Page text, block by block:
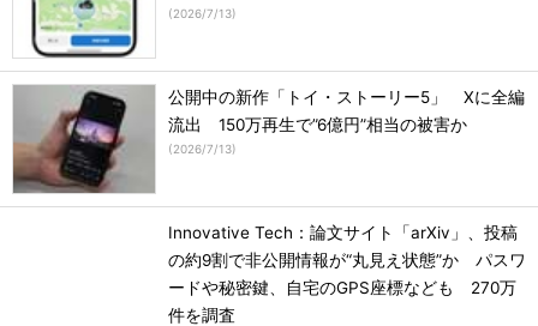
(2026/7/13)
公開中の新作「トイ・ストーリー5」 Xに全編
流出 150万再生で”6億円”相当の被害か
(2026/7/13)
Innovative Tech：論文サイト「arXiv」、投稿
の約9割で非公開情報が“丸見え状態”か パスワ
ードや秘密鍵、自宅のGPS座標なども 270万
件を調査